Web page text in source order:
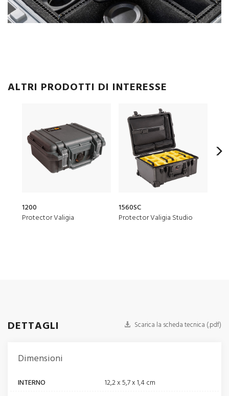
ALTRI PRODOTTI DI INTERESSE
1200
Protector Valigia
1560SC
Protector Valigia Studio
DETTAGLI Scarica la scheda tecnica (.pdf)
Dimensioni
INTERNO
12,2 x 5,7 x 1,4 cm